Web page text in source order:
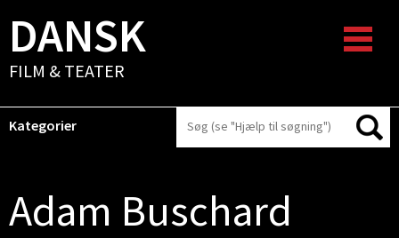
DANSK
FILM & TEATER
Kategorier
Adam Buschard